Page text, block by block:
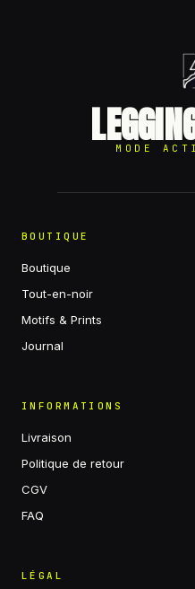
MODE
BOUTIQUE
Boutique
Tout-en-noir
Motifs & Prints
Journal
INFORMATIONS
Livraison
Politique de retour
CGV
FAQ
LÉGAL